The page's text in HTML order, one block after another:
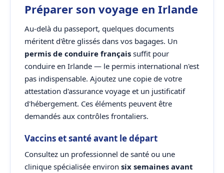
Préparer son voyage en Irlande
Au-delà du passeport, quelques documents
méritent d'être glissés dans vos bagages. Un
permis de conduire français suffit pour
conduire en Irlande — le permis international n'est
pas indispensable. Ajoutez une copie de votre
attestation d'assurance voyage et un justificatif
d'hébergement. Ces éléments peuvent être
demandés aux contrôles frontaliers.
Vaccins et santé avant le départ
Consultez un professionnel de santé ou une
clinique spécialisée environ six semaines avant